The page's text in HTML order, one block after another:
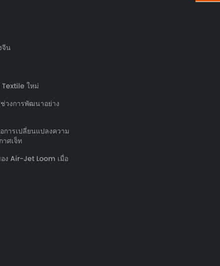
จีน
Textile ใหม่
วงการพัฒนาอย่าง
การเปลี่ยนแปลงความ
าศเจ็ท
ง Air-Jet Loom เมื่อ